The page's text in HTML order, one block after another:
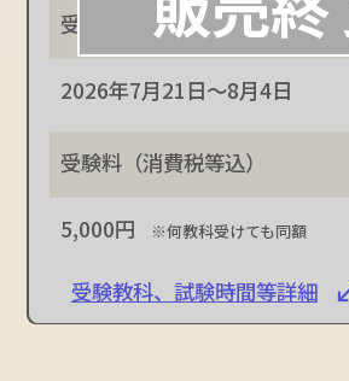
2026年7月21日～8月4日
5,000円 ※何教科受けても同額
受験教科、試験時間等詳細